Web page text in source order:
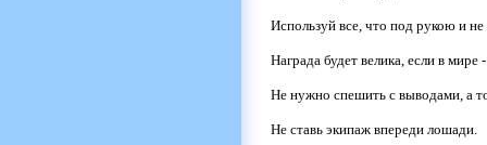
Используй все, что под рукою и
Награда будет велика, если в мире
Не нужно спешить с выводами, а
Не ставь экипаж впереди лошади.